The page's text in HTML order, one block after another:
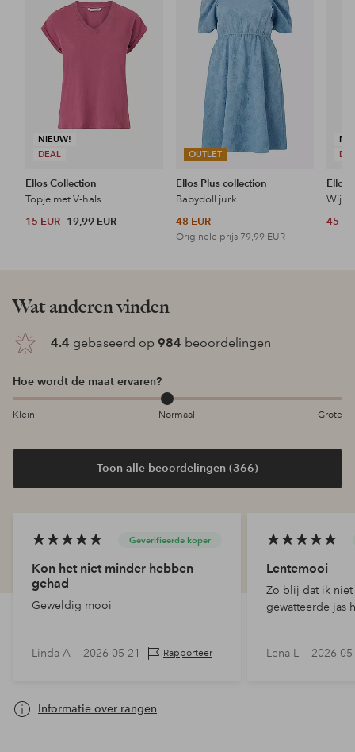
NIEUW!
DEAL
favorieten
Ellos Collection
Topje met V-hals
15 EUR 19,99 EUR
OUTLET
favorieten
Ellos Plus collection
Babydoll jurk
48 EUR
Originele prijs 79,99 EUR
Ellos
45
Wat anderen vinden
4.4 gebaseerd op 984 beoordelingen
Hoe wordt de maat ervaren?
Klein Normaal Grote
Toon alle beoordelingen (366)
Geverifieerde koper
Kon het niet minder hebben
gehad
Geweldig mooi
Linda A — 2026-05-21 Rapporteer
Lentemooi
Zo blij dat ik
gewatteerde jas
Lena L — 2026-
Informatie over rangen